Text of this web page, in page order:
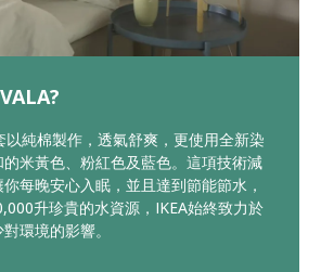
以純棉製作，透氣舒爽，更使用全新染
米黃色、粉紅色及藍色。這項技術減
每晚安心入眠，並且達到節能節水，
升珍貴的水資源，IKEA始終致力於
環境的影響。